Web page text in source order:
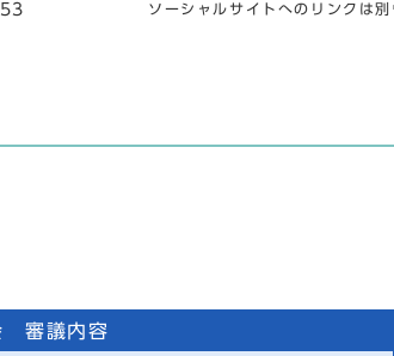
ソーシャルサイトへのリンクは
審議内容